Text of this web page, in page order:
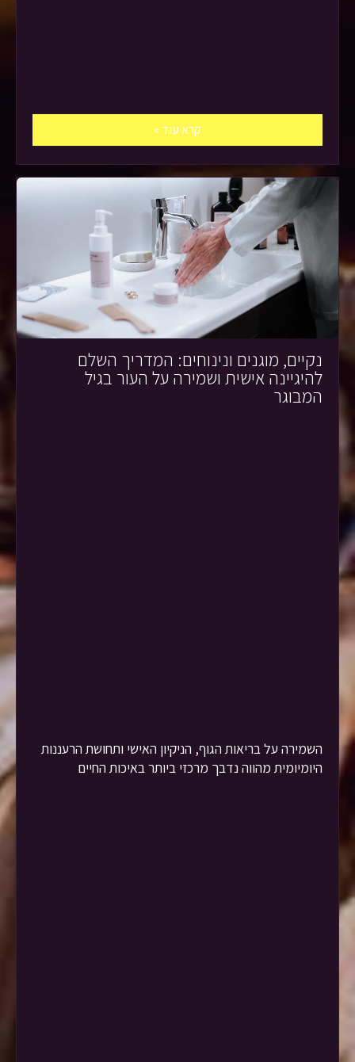
קרא עוד »
נקיים, מוגנים ונינוחים: המדריך השלם
להיגיינה אישית ושמירה על העור בגיל
המבוגר
השמירה על בריאות הגוף, הניקיון האישי ותחושת הרעננות
היומיומית מהווה נדבך מרכזי ביותר באיכות החיים